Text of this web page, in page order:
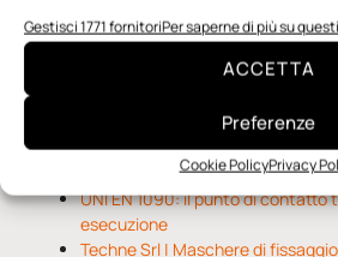
Gestisci 1771 fornitoriPer saperne di più su
ACCETTA
Preferenze
Cookie PolicyPrivacy
Una nuova mano robotica passa
O-Ring, tecnica e applicazioni
Notizie da Il Progettista
UNI EN 1090: il punto di contatto
esecuzione
Techne Srl | Maschere di